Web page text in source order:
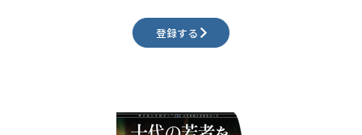
登録する